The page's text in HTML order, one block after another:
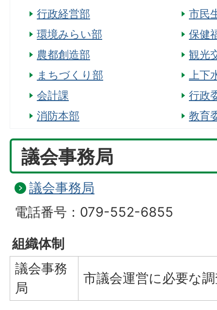
行政経営部
市民
環境みらい部
保健
農都創造部
観光
まちづくり部
上下
会計課
行政
消防本部
教育
議会事務局
議会事務局
電話番号：079-552-6855
組織体制
議会事務
局
市議会運営に必要な